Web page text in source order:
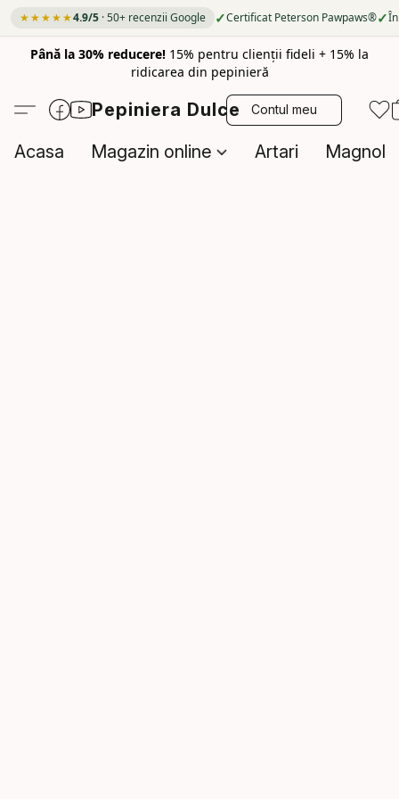
★★★★★4.9/5 · 50+ recenzii Google ✓Certificat Peterson Pawpaws®✓
Până la 30% reducere! 15% pentru clienții fideli + 15% la
ridicarea din pepinieră
Pepiniera Dulce Contul meu
Acasa Magazin online Artari Magnolii